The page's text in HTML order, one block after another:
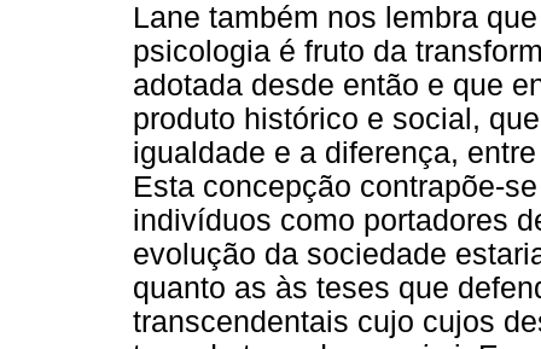
Lane também nos lembra
psicologia é fruto da
adotada desde então e que
produto histórico e social,
igualdade e a diferença,
Esta concepção contrapõe-
indivíduos como portadores
evolução da sociedade
quanto as às teses que
transcendentais cujo cujos